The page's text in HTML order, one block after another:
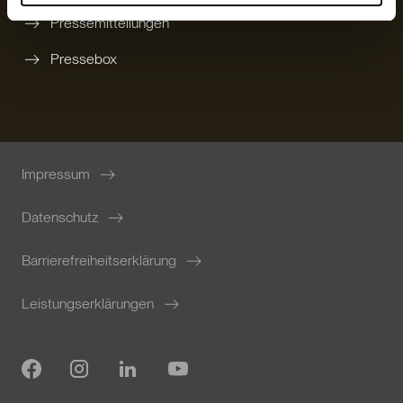
Pressemitteilungen
Pressebox
Impressum
Datenschutz
Barrierefreiheitserklärung
Leistungserklärungen